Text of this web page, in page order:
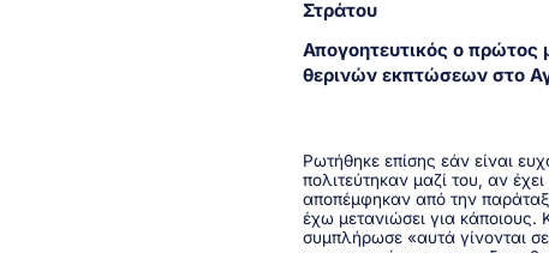
Στράτου
Απογοητευτικός ο πρώτος
θερινών εκπτώσεων στο
Ρωτήθηκε επίσης εάν είναι
πολιτεύτηκαν μαζί του, αν
αποπέμφηκαν από την
έχω μετανιώσει για
συμπλήρωσε «αυτά γίνονται